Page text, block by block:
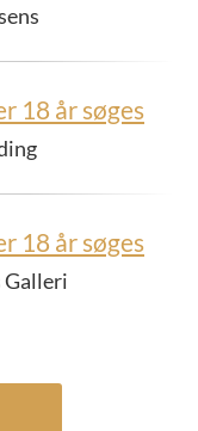
18 år søges
18 år søges
Galleri